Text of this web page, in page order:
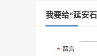
我要给“延安